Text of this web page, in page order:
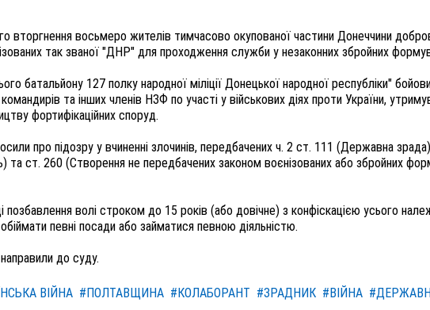
вторгнення восьмеро жителів тимчасово окупованої частини Донеччини
так званої "ДНР" для проходження служби у незаконних збройних
батальйону 127 полку народної міліції Донецької народної республіки"
та інших членів НЗФ по участі у військових діях проти України,
фортифікаційних споруд.
про підозру у вчиненні злочинів, передбачених ч. 2 ст. 111 (Державна
та ст. 260 (Створення не передбачених законом воєнізованих або збройних
позбавлення волі строком до 15 років (або довічне) з конфіскацією усього
певні посади або займатися певною діяльністю.
до суду.
ВІЙНА #ПОЛТАВЩИНА #КОЛАБОРАНТ #ЗРАДНИК #ВІЙНА